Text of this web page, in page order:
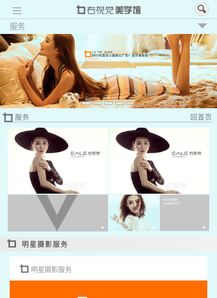
Toggle
navigation
服务
服务 回首页
明星摄影服务
明星摄影服务